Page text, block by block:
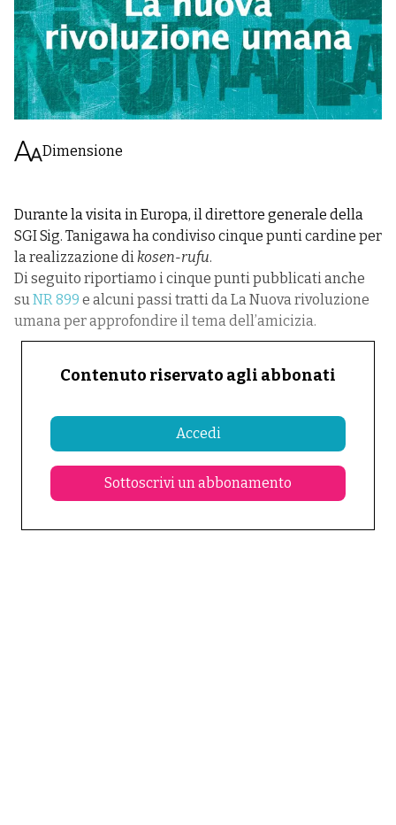
Dimensione
Durante la visita in Europa, il direttore generale della
SGI Sig. Tanigawa ha condiviso cinque punti cardine per
la realizzazione dikosen-rufu.
Di seguito riportiamo i cinque punti pubblicati anche
suNR 899 e alcuni passi tratti da La Nuova rivoluzione
umana per approfondire il tema dell’amicizia.
Contenuto riservato agli abbonati
Accedi
Sottoscrivi un abbonamento